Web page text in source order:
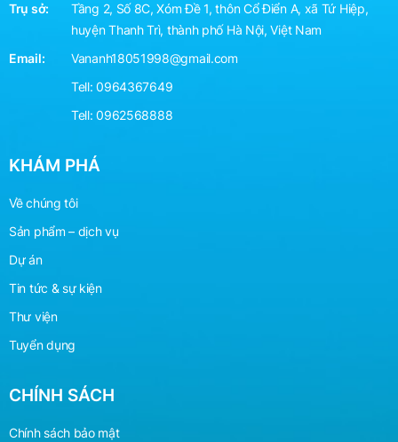
Trụ sở:
Tầng 2, Số 8C, Xóm Đề 1, thôn Cổ Điển A, xã Tứ Hiệp,
huyện Thanh Trì, thành phố Hà Nội, Việt Nam
Email:
Vananh18051998@gmail.com
Tell:0964367649
Tell:0962568888
KHÁM PHÁ
Về chúng tôi
Sản phẩm – dịch vụ
Dự án
Tin tức & sự kiện
Thư viện
Tuyển dụng
CHÍNH SÁCH
Chính sách bảo mật